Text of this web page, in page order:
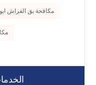
مكافحة بق الفراش